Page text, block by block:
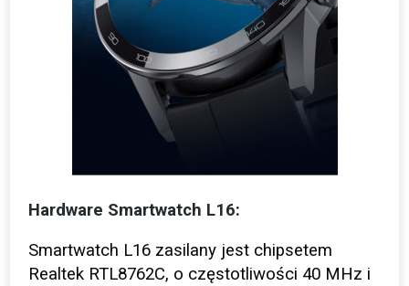
Hardware Smartwatch L16:
Smartwatch L16 zasilany jest chipsetem
Realtek RTL8762C, o częstotliwości 40 MHz i